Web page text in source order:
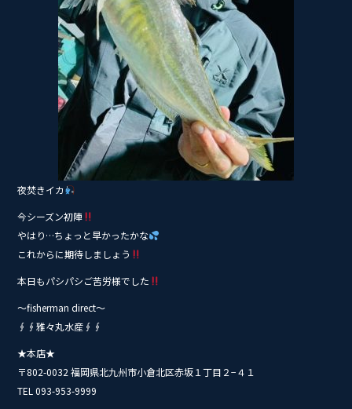
夜焚きイカ
今シーズン初陣
やはり…ちょっと早かったかな
これからに期待しましょう
本日もパシパシご苦労様でした
〜fisherman direct〜
∮∮雅々丸水産∮∮
★本店★
〒802-0032 福岡県北九州市小倉北区赤坂１丁目２−４１
TEL 093-953-9999